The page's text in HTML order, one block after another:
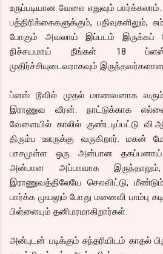
உருப்படியான வேலை எதுவும்
பத்திரிக்கைகளுக்கும், பதிவுகளிலும்,
போகும் அவலாய் இப்படம் இருக்கப்
நிச்சயமாய் நீங்கள் 18
முதிர்ச்சியுடைவராகவும்
ப்ளஸ் டூவில் முதல் மாணவனாக
இராணுவ வீரன். நாட்டுக்காக
வேளையில் காலில் குண்டடிப்பட்டு
திரும்ப ஊருக்கு வருகிறார். மகன்
பாசமுள்ள ஒரு அன்பான
அன்பான அப்பாவாக
இராணுவத்திலேயே செலவிட்டு,
பார்க்க முயலும் போது மனைவி பாம்பு
பிள்ளையும் தனிமரமாகிறார்கள்.
அன்புடன் படிக்கும் சுந்தரியிடம் காதல்